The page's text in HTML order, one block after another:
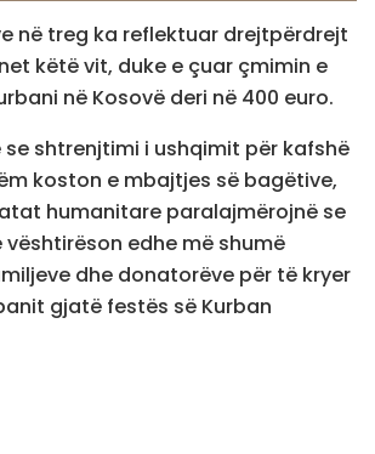
në treg ka reflektuar drejtpërdrejt
këtë vit, duke e çuar çmimin e
në Kosovë deri në 400 euro.
se shtrenjtimi i ushqimit për kafshë
koston e mbajtjes së bagëtive,
humanitare paralajmërojnë se
edhe më shumë
dhe donatorëve për të kryer
gjatë festës së Kurban